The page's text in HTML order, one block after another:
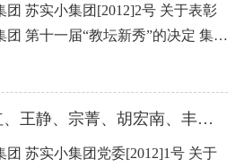
集团2017年每月食堂食品投标表
次修订，九月一日起执行。如上
规定，而本规定与上级新规定有
定的解释权在
原《年度考核奖励实施细则》。
1、优秀教师、优秀班主任、优秀
的教职工、工作任务重的管理岗
定：
病事假扣发规定——在《义务教育
的基础上，结合学校实际制定并
如有异议，请致电办公室6520141
小学校教育集团 2012年12月20日
本形式，做好对新教师的培养和
任书》，在此期间师徒双方认真履
学相长，相互促进，各司其职，
师的专业成长。 附件：2012
于表彰
定 集团
梯
市实验
小学教育集团教坛新秀评比
正确，教学基本功扎实，既有较
王静、宗菁、胡宏南、丰新
号 关于